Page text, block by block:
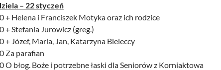
– 22 styczeń
+ Helena i Franciszek Motyka oraz ich rodzice
+ Stefania Jurowicz (greg.)
+ Józef, Maria, Jan, Katarzyna Bieleccy
Za parafian
O błog. Boże i potrzebne łaski dla Seniorów z Korniaktowa